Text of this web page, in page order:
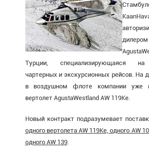
дилером
Турции, специализирующаяся на
чартерных и экскурсионных рейсов. На
в воздушном флоте компании уже
вертолет AgustaWestland AW 119Ke.
Новый контракт подразумевает
одного вертолета AW 119Ke, одного AW
одного AW 139.